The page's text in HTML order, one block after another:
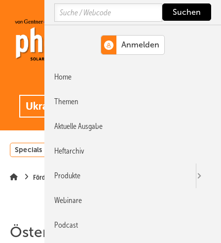
Hauptinhalt
Hauptmenü
SiteSearch
Specials Einstrahlungsatlas
Förderung
Österreichs Bürger wollen
Search
Home
Themen
Aktuelle Ausgabe
Heftarchiv
Produkte
Webinare
Podcast